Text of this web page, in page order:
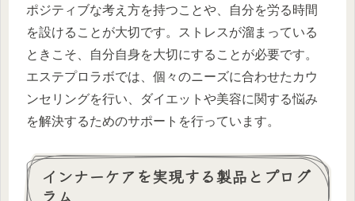
ポジティブな考え方を持つことや、自分を労る時間
を設けることが大切です。ストレスが溜まっている
ときこそ、自分自身を大切にすることが必要です。
エステプロラボでは、個々のニーズに合わせたカウ
ンセリングを行い、ダイエットや美容に関する悩み
を解決するためのサポートを行っています。
インナーケアを実現する製品とプログ
ラム